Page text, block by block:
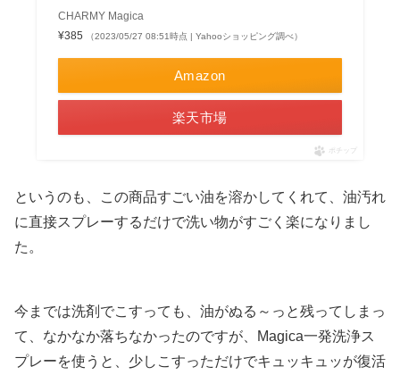
CHARMY Magica
¥385
（2023/05/27 08:51時点 | Yahooショッピング調べ）
Amazon
楽天市場
ポチップ
というのも、この商品すごい油を溶かしてくれて、油汚れ
に直接スプレーするだけで洗い物がすごく楽になりまし
た。
今までは洗剤でこすっても、油がぬる～っと残ってしまっ
て、なかなか落ちなかったのですが、Magica一発洗浄ス
プレーを使うと、少しこすっただけでキュッキュッが復活